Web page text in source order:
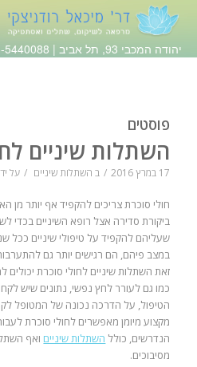
יהודה המכבי 93, תל אביב | 5440088
פוסטים
השתלות שיניים
17 במרץ 2016 / ב השתלות שיניים / על
חולי סוכרת צריכים להקפיד אף יותר מן
ביקורת סדירה אצל רופא השיניים בכדי
שעליהם להקפיד על טיפולי שיניים ככל
במצב פיהם, הם רגישים יותר גם
זאת השתלות שיניים לחולי סוכרת יכולים
כמו גם לעורר לחץ נפשי, נתונים שיש
הטיפול, על הדרכה נכונה של המטופל
מקצוע מיומן מאפשרים לחולי סוכרת
הנדרשים, כולל השתלות שיניים ואף
מסיבוכים.